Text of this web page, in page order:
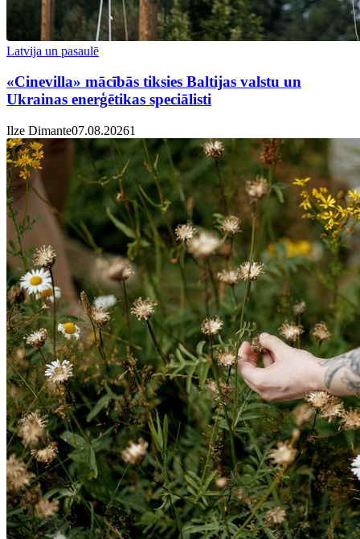
Latvija un pasaulē
«Cinevilla» mācībās tiksies Baltijas valstu un
Ukrainas enerģētikas speciālisti
Ilze Dimante07.08.20261